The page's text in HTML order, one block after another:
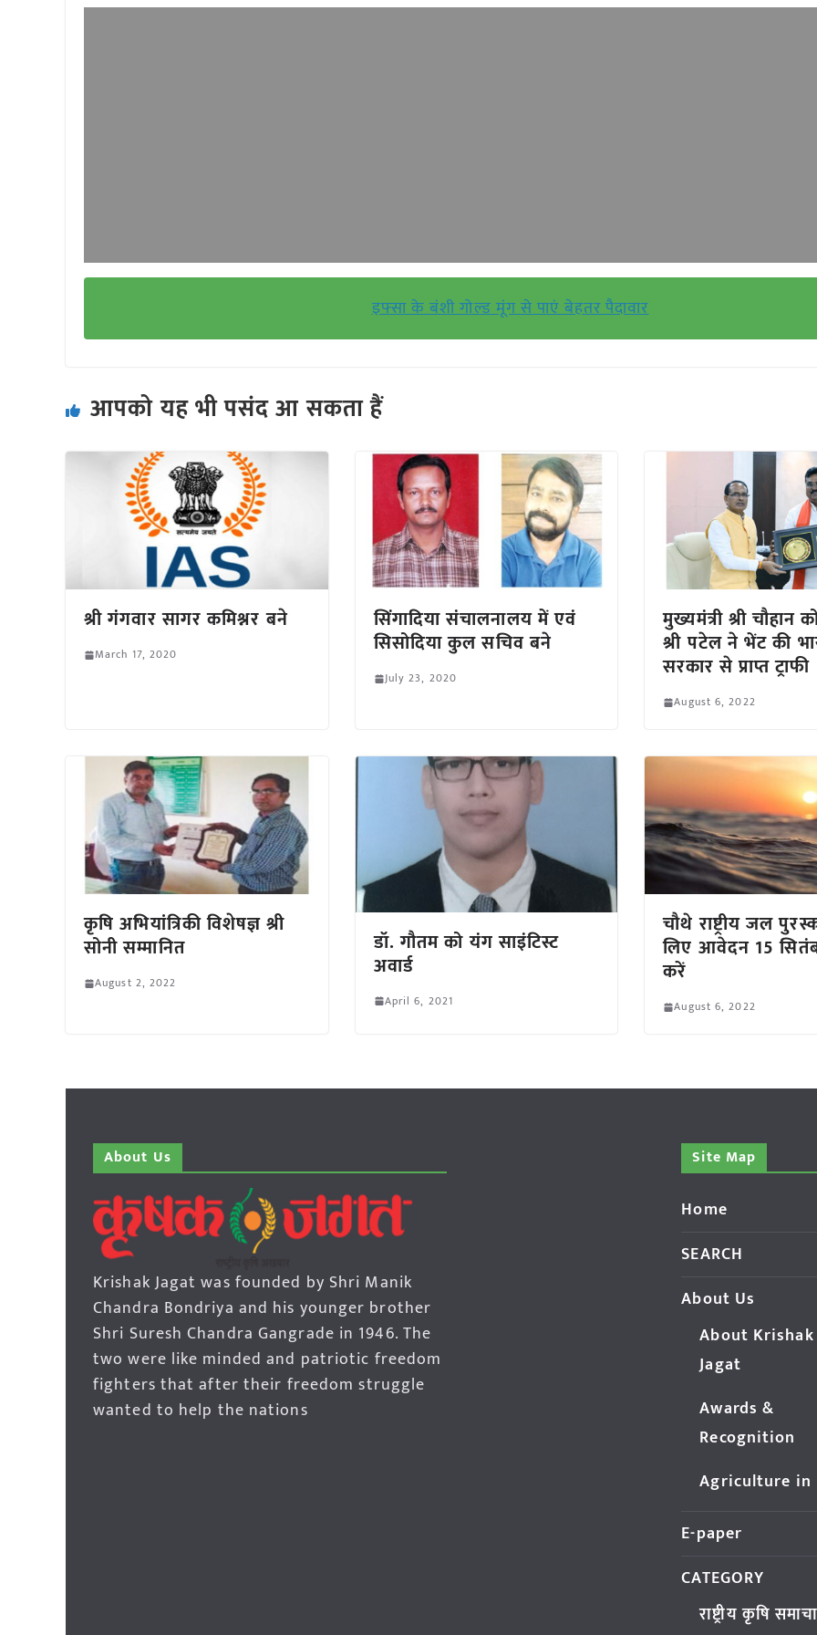
इफ्सा के बंशी गोल्ड मूंग से पाएं बेहतर पैदावार
आपको यह भी पसंद आ सकता हैं
श्री गंगवार सागर कमिश्नर बने
March 17, 2020
सिंगादिया संचालनालय में एवं
सिसोदिया कुल सचिव बने
July 23, 2020
मुख्यमंत्री श्री चौहान
श्री पटेल ने भेंट की
सरकार से प्राप्त ट्राफी
August 6, 2022
कृषि अभियांत्रिकी विशेषज्ञ श्री
सोनी सम्मानित
August 2, 2022
डॉ. गौतम को यंग साइंटिस्ट
अवार्ड
April 6, 2021
चौथे राष्ट्रीय जल
लिए आवेदन 15
करें
August 6, 2022
About Us
Krishak Jagat was founded by Shri Manik
Chandra Bondriya and his younger brother
Shri Suresh Chandra Gangrade in 1946. The
two were like minded and patriotic freedom
fighters that after their freedom struggle
wanted to help the nations
Site Map
Home
SEARCH
About Us
About Krishak
Jagat
Awards &
Recognition
Agriculture in
E-paper
CATEGORY
राष्ट्रीय कृषि